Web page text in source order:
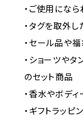
・ご使用にな
・タグを取外し
・セール品や
・ショーツや
のセット商品
・香水やボデ
・ギフトラッピ